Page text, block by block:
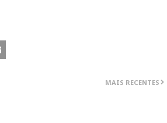
MAIS RECENTES